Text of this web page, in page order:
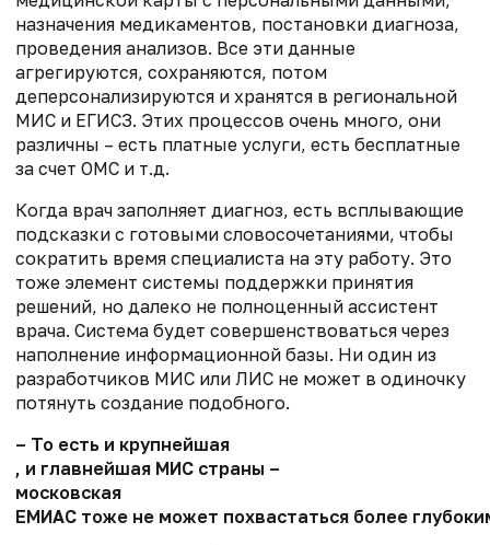
назначения медикаментов, постановки диагноза,
проведения анализов. Все эти данные
агрегируются, сохраняются, потом
деперсонализируются и хранятся в региональной
МИС и ЕГИСЗ. Этих процессов очень много, они
различны – есть платные услуги, есть бесплатные
за счет ОМС и т.д.
Когда врач заполняет диагноз, есть всплывающие
подсказки с готовыми словосочетаниями, чтобы
сократить время специалиста на эту работу. Это
тоже элемент системы поддержки принятия
решений, но далеко не полноценный ассистент
врача. Система будет совершенствоваться через
наполнение информационной базы. Ни один из
разработчиков МИС или ЛИС не может в одиночку
потянуть создание подобного.
– То есть и крупнейшая
, и главнейшая МИС страны –
московская
ЕМИАС тоже не может похвастаться более